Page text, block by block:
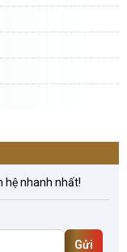
hệ nhanh nhất!
Gửi